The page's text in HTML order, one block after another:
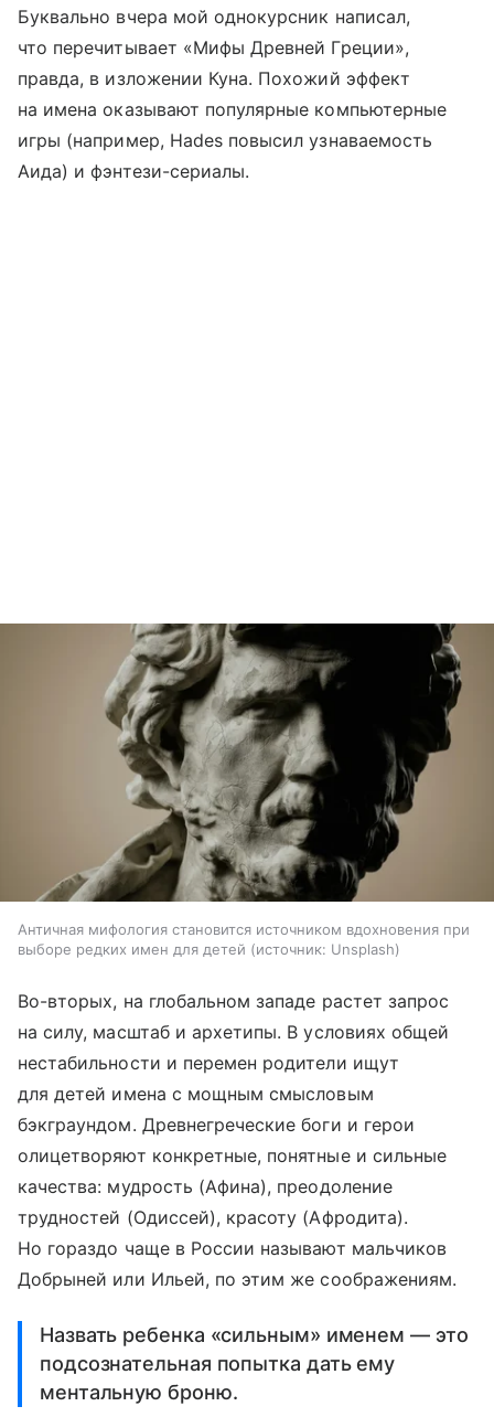
Буквально вчера мой однокурсник написал,
что перечитывает «Мифы Древней Греции»,
правда, в изложении Куна. Похожий эффект
на имена оказывают популярные компьютерные
игры (например, Hades повысил узнаваемость
Аида) и фэнтези-сериалы.
Античная мифология становится источником вдохновения при
выборе редких имен для детей
источник: Unsplash
Во-вторых, на глобальном западе растет запрос
на силу, масштаб и архетипы. В условиях общей
нестабильности и перемен родители ищут
для детей имена с мощным смысловым
бэкграундом. Древнегреческие боги и герои
олицетворяют конкретные, понятные и сильные
качества: мудрость (Афина), преодоление
трудностей (Одиссей), красоту (Афродита).
Но гораздо чаще в России называют мальчиков
Добрыней или Ильей, по этим же соображениям.
Назвать ребенка «сильным» именем — это
подсознательная попытка дать ему
ментальную броню.